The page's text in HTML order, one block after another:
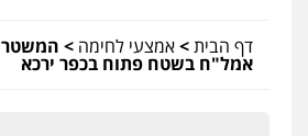
דף הבית>אמצעי לחימה >
אמל"ח בשטח פתוח בכפר ירכא